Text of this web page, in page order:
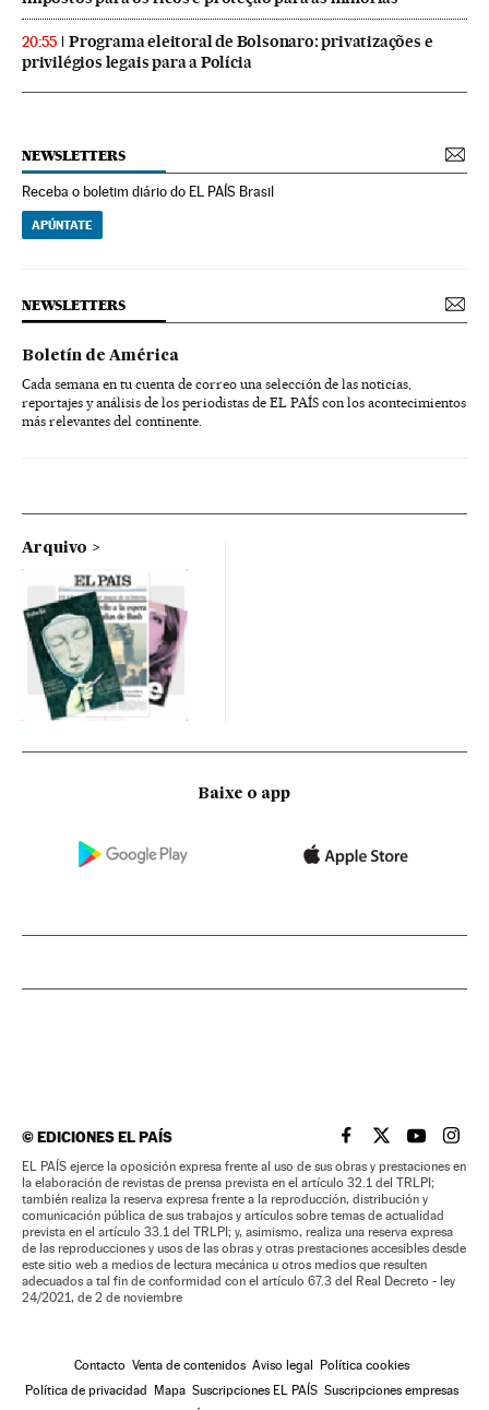
20:55
Programa eleitoral de Bolsonaro: privatizações e
privilégios legais para a Polícia
NEWSLETTERS
Receba o boletim diário do EL PAÍS Brasil
APÚNTATE
NEWSLETTERS
Boletín de América
Cada semana en tu cuenta de correo una selección de las noticias,
reportajes y análisis de los periodistas de EL PAÍS con los acontecimientos
más relevantes del continente.
Arquivo
Baixe o app
©EDICIONES EL PAÍS EL PAÍS BRASIL EN
EL PAÍSEL PAÍS
EL
EL PAÍS ejerce la oposición expresa frente al uso de sus obras y prestaciones en
la elaboración de revistas de prensa prevista en el artículo 32.1 del TRLPI;
también realiza la reserva expresa frente a la reproducción, distribución y
comunicación pública de sus trabajos y artículos sobre temas de actualidad
prevista en el artículo 33.1 del TRLPI; y, asimismo, realiza una reserva expresa
de las reproducciones y usos de las obras y otras prestaciones accesibles desde
este sitio web a medios de lectura mecánica u otros medios que resulten
adecuados a tal fin de conformidad con el artículo 67.3 del Real Decreto - ley
24/2021, de 2 de noviembre
Contacto Venta de contenidos Aviso legal Política cookies
Política de privacidad Mapa Suscripciones EL PAÍS Suscripciones empresas